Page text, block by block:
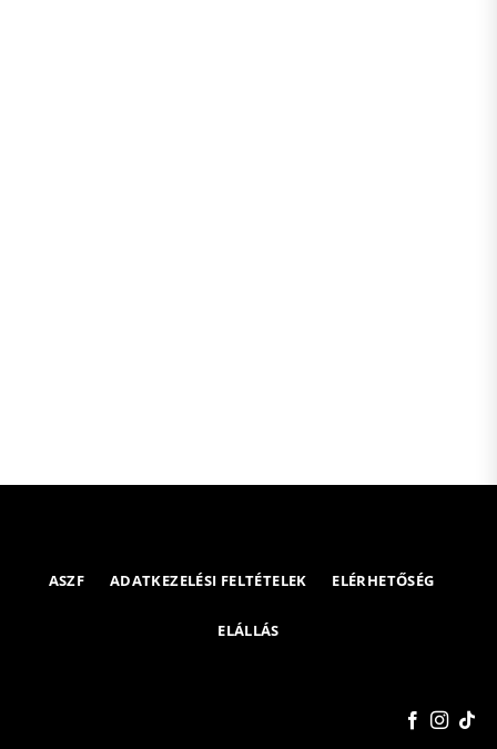
ASZF ADATKEZELÉSI FELTÉTELEK ELÉRHETŐSÉG
ELÁLLÁS